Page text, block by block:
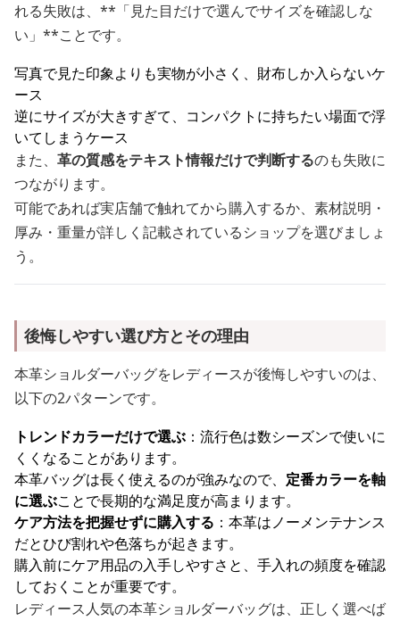
れる失敗は、**「見た目だけで選んでサイズを確認しな
い」**ことです。
写真で見た印象よりも実物が小さく、財布しか入らないケ
ース
逆にサイズが大きすぎて、コンパクトに持ちたい場面で浮
いてしまうケース
また、 革の質感をテキスト情報だけで判断するのも失敗に
つながります。
可能であれば実店舗で触れてから購入するか、素材説明・
厚み・重量が詳しく記載されているショップを選びましょ
う。
後悔しやすい選び方とその理由
本革ショルダーバッグをレディースが後悔しやすいのは、
以下の2パターンです。
トレンドカラーだけで選ぶ ：流行色は数シーズンで使いに
くくなることがあります。
本革バッグは長く使えるのが強みなので、 定番カラーを軸
に選ぶことで長期的な満足度が高まります。
ケア方法を把握せずに購入する ：本革はノーメンテナンス
だとひび割れや色落ちが起きます。
購入前にケア用品の入手しやすさと、手入れの頻度を確認
しておくことが重要です。
レディース人気の本革ショルダーバッグは、正しく選べば